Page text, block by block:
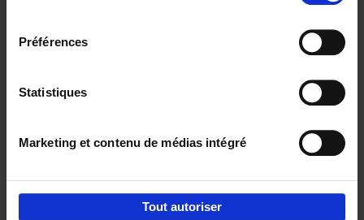
Préférences
Statistiques
Marketing et contenu de médias intégré
Tout autoriser
Digital marketing like a PRO -
completely revised edition (EN)